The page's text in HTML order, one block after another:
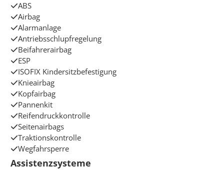
ABS
Airbag
Alarmanlage
Antriebsschlupfregelung
Beifahrerairbag
ESP
ISOFIX Kindersitzbefestigung
Knieairbag
Kopfairbag
Pannenkit
Reifendruckkontrolle
Seitenairbags
Traktionskontrolle
Wegfahrsperre
Assistenzsysteme